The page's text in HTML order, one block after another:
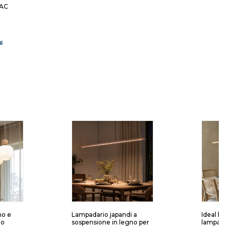
e
Lampadario japandi a
sospensione in legno per
Ideal